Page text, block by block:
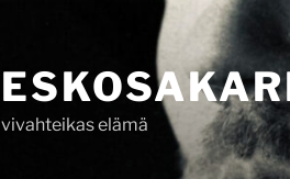
vivahteikas elämä